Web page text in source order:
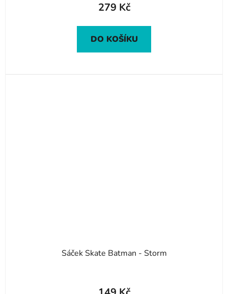
279 Kč
DO KOŠÍKU
Sáček Skate Batman - Storm